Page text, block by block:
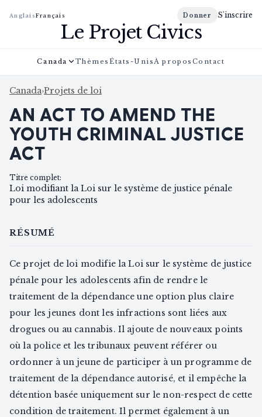
AnglaisFrançais Donner S'inscrire
Le Projet Civics
Canada Thèmes États-Unis À propos Contact
Canada›Projets de loi
AN ACT TO AMEND THE
YOUTH CRIMINAL JUSTICE
ACT
Titre complet:
Loi modifiant la Loi sur le système de justice pénale
pour les adolescents
RÉSUMÉ
Ce projet de loi modifie la Loi sur le système de justice
pénale pour les adolescents afin de rendre le
traitement de la dépendance une option plus claire
pour les jeunes dont les infractions sont liées aux
drogues ou au cannabis. Il ajoute de nouveaux points
où la police et les tribunaux peuvent référer ou
ordonner à un jeune de participer à un programme de
traitement de la dépendance autorisé, et il empêche la
détention basée uniquement sur le non-respect de cette
condition de traitement. Il permet également à un